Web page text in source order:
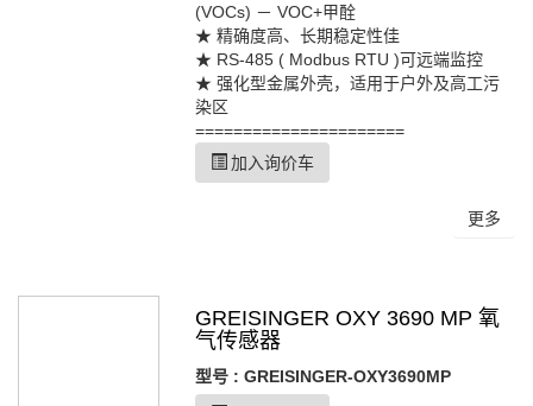
(VOCs) － VOC+甲酫
★ 精确度高、长期稳定性佳
★ RS-485 ( Modbus RTU )可远端监控
★ 强化型金属外壳，适用于户外及高工污
染区
======================
加入询价车
更多
GREISINGER OXY 3690 MP 氧
气传感器
型号 : GREISINGER-OXY3690MP